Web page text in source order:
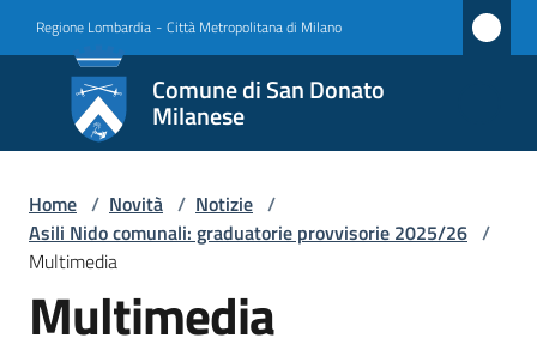
Regione Lombardia - Città Metropolitana di Milano
Comune di San Donato
Milanese
Comune
di San
Donato
Milanese
Amministrazione
Home / Novità / Notizie /
Asili Nido comunali: graduatorie provvisorie 2025/26 /
Multimedia
Multimedia